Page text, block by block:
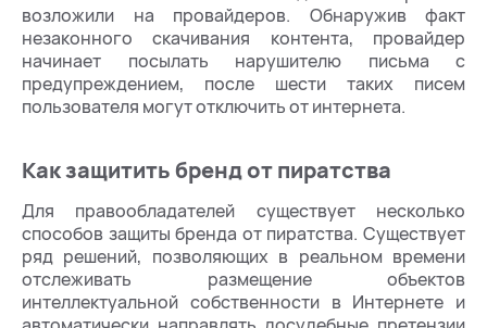
возложили на провайдеров. Обнаружив факт
незаконного скачивания контента, провайдер
начинает посылать нарушителю письма с
предупреждением, после шести таких писем
пользователя могут отключить от интернета.
Как защитить бренд от пиратства
Для правообладателей существует несколько
способов защиты бренда от пиратства. Существует
ряд решений, позволяющих в реальном времени
отслеживать размещение объектов
интеллектуальной собственности в Интернете и